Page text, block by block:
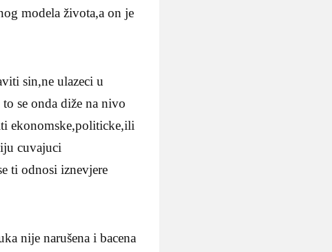
modela života,a on je
sin,ne ulazeci u
se onda diže na nivo
ekonomske,politicke,ili
cuvajuci
ti odnosi iznevjere
nije narušena i bacena